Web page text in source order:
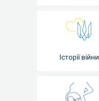
Історії війни